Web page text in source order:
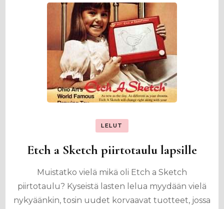
LELUT
Etch a Sketch piirtotaulu lapsille
Muistatko vielä mikä oli Etch a Sketch
piirtotaulu? Kyseistä lasten lelua myydään vielä
nykyäänkin, tosin uudet korvaavat tuotteet, jossa